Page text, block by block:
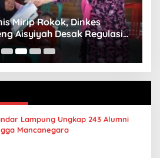
Mirip Rokok, Dinkes
Aisyiyah Desak Regulasi
Lampung Ungkap 243 Alumni
Mancanegara